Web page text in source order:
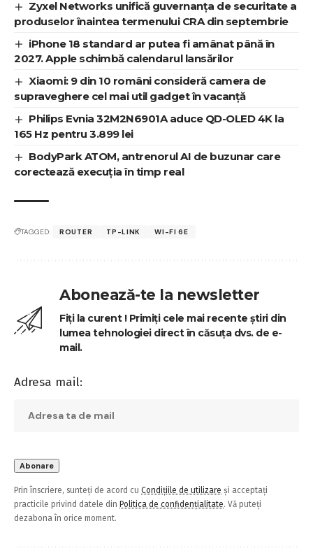
Zyxel Networks unifică guvernanța de securitate a
produselor înaintea termenului CRA din septembrie
iPhone 18 standard ar putea fi amânat până în
2027. Apple schimbă calendarul lansărilor
Xiaomi: 9 din 10 români consideră camera de
supraveghere cel mai util gadget în vacanță
Philips Evnia 32M2N6901A aduce QD-OLED 4K la
165 Hz pentru 3.899 lei
BodyPark ATOM, antrenorul AI de buzunar care
corectează execuția în timp real
TAGGED: ROUTER TP-LINK WI-FI 6E
Abonează-te la newsletter
Fiți la curent ! Primiți cele mai recente știri din
lumea tehnologiei direct în căsuța dvs. de e-
mail.
Adresa mail:
Prin înscriere, sunteți de acord cu Condițiile de utilizare și acceptați
practicile privind datele din Politica de confidențialitate. Vă puteți
dezabona în orice moment.